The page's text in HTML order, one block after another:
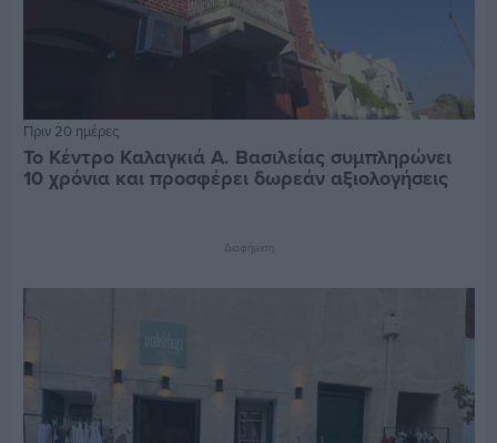
Πριν 20 ημέρες
Το Κέντρο Καλαγκιά Α. Βασιλείας συμπληρώνει
10 χρόνια και προσφέρει δωρεάν αξιολογήσεις
Διαφήμιση